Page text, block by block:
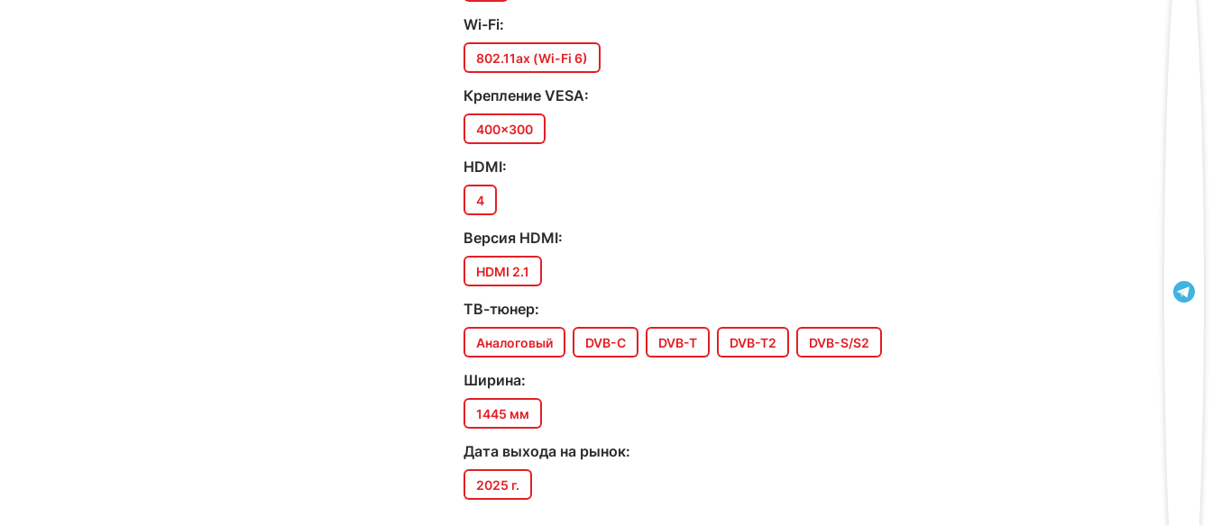
Wi-Fi:
802.11ax (Wi-Fi 6)
Крепление VESA:
400x300
HDMI:
4
Версия HDMI:
HDMI 2.1
ТВ-тюнер:
Аналоговый DVB-C DVB-T DVB-T2 DVB-S/S2
Ширина:
1445 мм
Дата выхода на рынок:
2025 г.